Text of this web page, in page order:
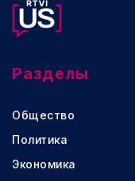
Разделы
Общество
Политика
Экономика